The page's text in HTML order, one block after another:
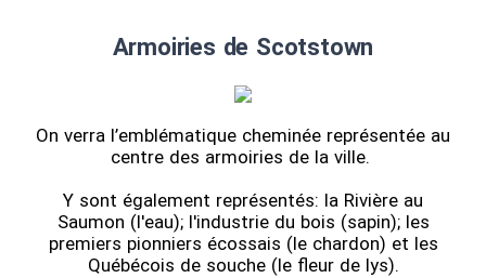
Armoiries de Scotstown
On verra l’emblématique cheminée représentée au
centre des armoiries de la ville.
Y sont également représentés: la Rivière au
Saumon (l'eau); l'industrie du bois (sapin); les
premiers pionniers écossais (le chardon) et les
Québécois de souche (le fleur de lys).